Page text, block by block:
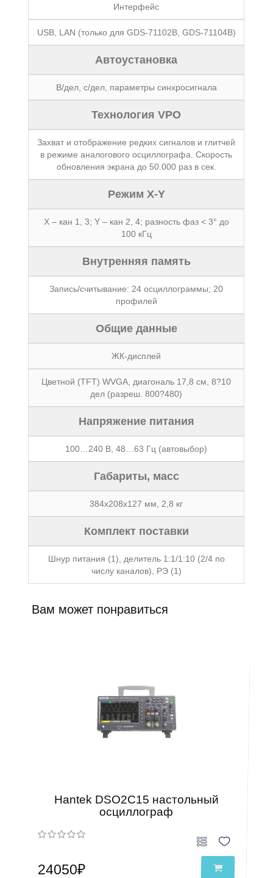
Интерфейс
USB, LAN (только для GDS-71102B, GDS-71104B)
Автоустановка
В/дел, с/дел, параметры синхросигнала
Технология VPO
Захват и отображение редких сигналов и глитчей
в режиме аналогового осциллографа. Скорость
обновления экрана до 50.000 раз в сек.
Режим X-Y
Х – кан 1, 3; Y – кан 2, 4; разность фаз < 3° до
100 кГц
Внутренняя память
Запись/считывание: 24 осциллограммы; 20
профилей
Общие данные
ЖК-дисплей
Цветной (TFT) WVGA, диагональ 17,8 см, 8?10
дел (разреш. 800?480)
Напряжение питания
100…240 В, 48…63 Гц (автовыбор)
Габариты, масс
384x208x127 мм, 2,8 кг
Комплект поставки
Шнур питания (1), делитель 1:1/1:10 (2/4 по
числу каналов), РЭ (1)
Вам может понравиться
Hantek DSO2C15 настольный
осциллограф
24050₽